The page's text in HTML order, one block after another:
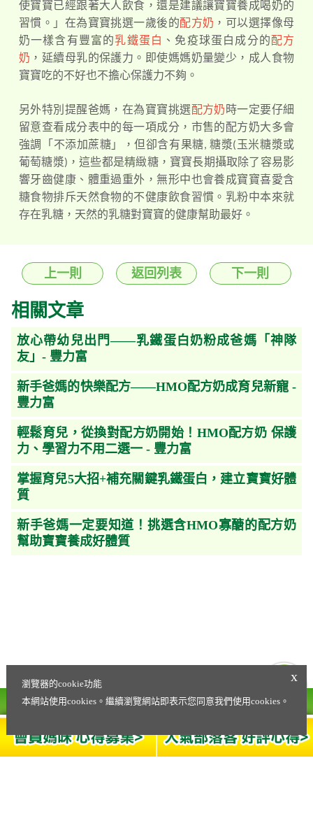
使寶寶已經跟著大人飲食，還是建議讓寶寶養成喝奶的
習慣。」在為寶寶挑選一歲後的配方奶 ，可以選擇像母
奶一樣含有豐富的乳鐵蛋白 、免疫球蛋白成分的 配方
奶 ，延續母乳的保護力。即使媽媽奶量變少，成人食物
寶寶吃的不好也不擔心保護力不夠。
另外特別提醒爸媽，在為寶寶挑選配方奶時一定要仔細
留意查看成分表中的每一項成分，市售的配方奶大多會
強調「不添加蔗糖」，但卻含有果糖, 糖漿(玉米糖漿或
葡萄糖漿)，這些都是精緻糖，寶寶長期攝取除了容易影
響牙齒健康、體重過重外，無形中也會養成寶寶喜愛含
糖食物排斥天然食物的不健康飲食習慣。乳粉中本來就
存在乳糖，天然的乳糖對寶寶的健康幫助最好。
上一則 返回列表 下一則
相關文章
放心帶幼兒出門——乳鐵蛋白奶粉成爸媽「神隊
友」- 豐力富
新手爸媽的快樂配方——HMO配方奶成育兒新寵 -
豐力富
輕鬆育兒，從換對配方奶開始！HMO配方奶 保護
力、學習力不用二選一 - 豐力富
掌握育兒5大招+補充關鍵乳鐵蛋白，建立寶寶好體
質
新手爸媽一定要知道！挑選含HMO寡醣的配方奶
幫助寶寶養成好體質
營養諮詢專線
Copyright © 2020 Fonterra Brands (Far East)
Limited Taiwan Branch. All Rights Reserved.
隱私權政策
x
瀏覽器的cookie功能
本網站使用cookies。繼續瀏覽網站即表示您同意我們使用cookies。